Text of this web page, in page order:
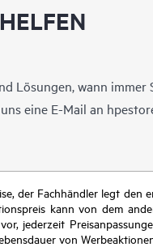
Lösungen, wann immer
eine E-Mail an
der Fachhändler legt
kann von dem
jederzeit
von